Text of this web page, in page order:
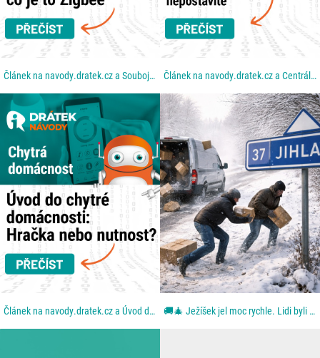
Článek na navody.dratek.cz a Souboj technologií: Proč Wi-Fi nestačí a co je to Zigbee. Odkaz také v... Článek na navody.dratek.cz a Centrální mozek: Co je to Hub a proč bez něj chytrou domácnost...
Článek na navody.dratek.cz a Úvod do chytré domácnosti. Odkaz také v BIO.... 🚚🎄 Ježíšek jel moc rychle. Lidi byli ještě rychlejší. Aneb: když se blbě zavřou dveře. Z dodávky...